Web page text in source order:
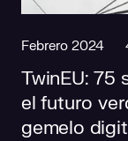
Febrero 2024
TwinEU: 75
el futuro
gemelo